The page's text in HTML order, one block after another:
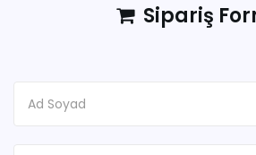
Sipariş